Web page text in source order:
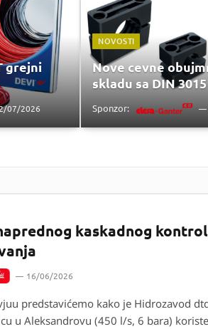
grejni
07/2026
NOVOSTI
Nove cevne
skladu sa DIN 3015
Sponzor:
kaskadnog
16/06/2026
predstavićemo kako je Hidrozavod
u Aleksandrovu (450 l/s, 6 bara)